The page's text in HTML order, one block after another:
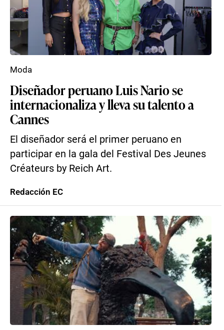
Diseñador peruano Luis Nario se
internacionaliza y lleva su talento a
Cannes
El diseñador será el primer peruano en
participar en la gala del Festival Des Jeunes
Créateurs by Reich Art.
Moda
Redacción EC